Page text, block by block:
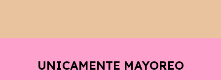
UNICAMENTE MAYOREO